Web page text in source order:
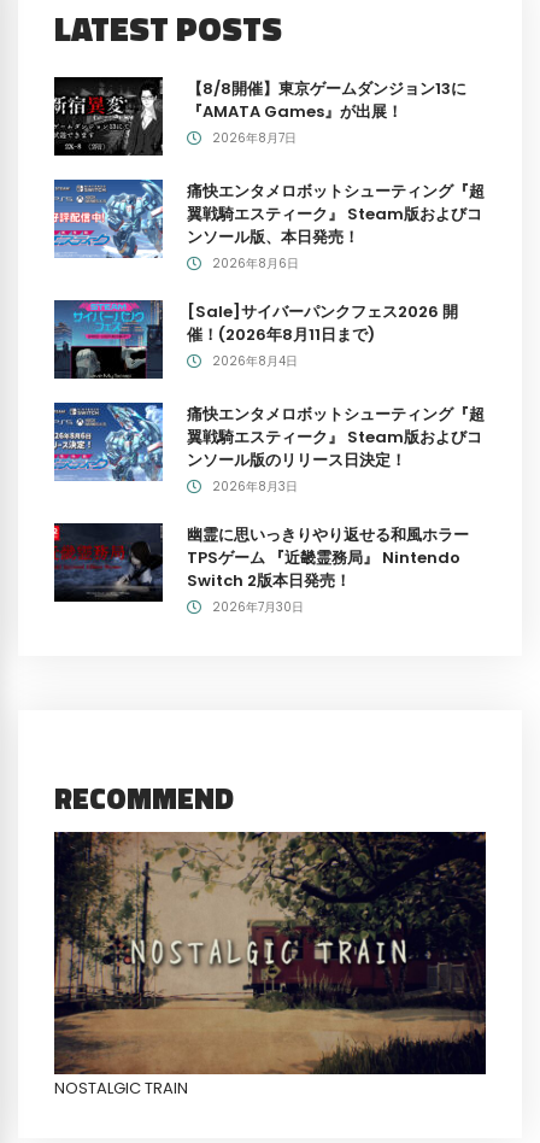
LATEST POSTS
【8/8開催】東京ゲームダンジョン13に
『AMATA Games』が出展！
2026年8月7日
痛快エンタメロボットシューティング『超
翼戦騎エスティーク』 Steam版およびコ
ンソール版、本日発売！
2026年8月6日
[Sale]サイバーパンクフェス2026 開
催！(2026年8月11日まで)
2026年8月4日
痛快エンタメロボットシューティング『超
翼戦騎エスティーク』 Steam版およびコ
ンソール版のリリース日決定！
2026年8月3日
幽霊に思いっきりやり返せる和風ホラー
TPSゲーム 『近畿霊務局』 Nintendo
Switch 2版本日発売！
2026年7月30日
RECOMMEND
NOSTALGIC TRAIN